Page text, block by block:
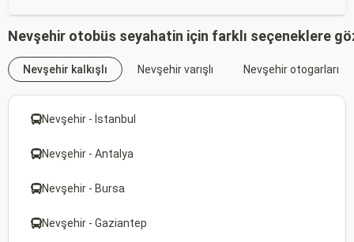
Nevşehir otobüs seyahatin için farklı seçeneklere
Nevşehir kalkışlı Nevşehir varışlı Nevşehir otogarları
Nevşehir - İstanbul
Nevşehir - Antalya
Nevşehir - Bursa
Nevşehir - Gaziantep